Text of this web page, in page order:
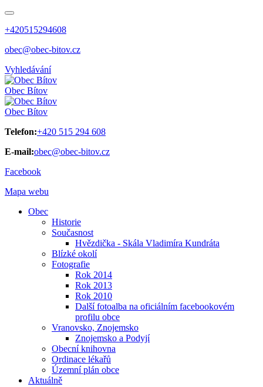
+420515294608
obec@obec-bitov.cz
Vyhledávání
Obec Bítov
Obec Bítov
Telefon:+420 515 294 608
E-mail:obec@obec-bitov.cz
Facebook
Mapa webu
Obec
Historie
Současnost
Hvězdička - Skála Vladimíra Kundráta
Blízké okolí
Fotografie
Rok 2014
Rok 2013
Rok 2010
Další fotoalba na oficiálním facebookovém
profilu obce
Vranovsko, Znojemsko
Znojemsko a Podyjí
Obecní knihovna
Ordinace lékařů
Územní plán obce
Aktuálně